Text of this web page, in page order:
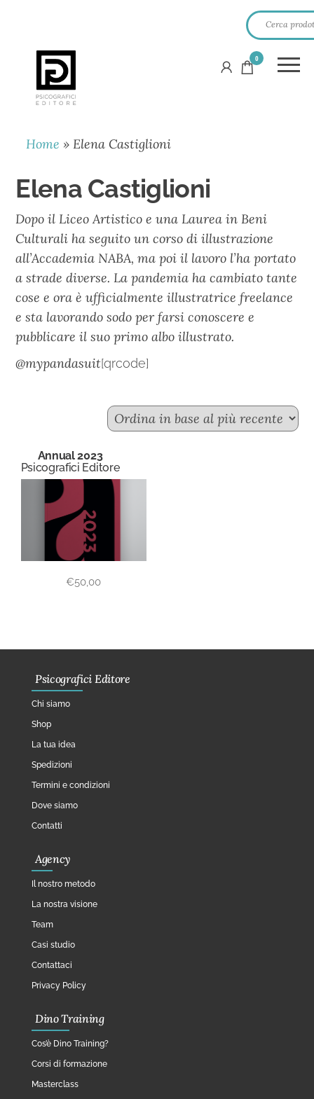
PSICOGRAFICI
EDITORE
0
Home »Elena Castiglioni
Elena Castiglioni
Dopo il Liceo Artistico e una Laurea in Beni
Culturali ha seguito un corso di illustrazione
all’Accademia NABA, ma poi il lavoro l’ha portato
a strade diverse. La pandemia ha cambiato tante
cose e ora è ufficialmente illustratrice freelance
e sta lavorando sodo per farsi conoscere e
pubblicare il suo primo albo illustrato.
@mypandasuit[qrcode]
Annual 2023
Psicografici Editore
€50,00
Psicografici Editore
Chi siamo
Shop
La tua idea
Spedizioni
Termini e condizioni
Dove siamo
Contatti
Agency
Il nostro metodo
La nostra visione
Team
Casi studio
Contattaci
Privacy Policy
Dino Training
Cos’è Dino Training?
Corsi di formazione
Masterclass